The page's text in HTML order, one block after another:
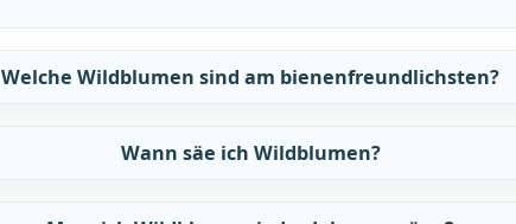
Welche Wildblumen sind am bienenfreundlichsten?
Wann säe ich Wildblumen?